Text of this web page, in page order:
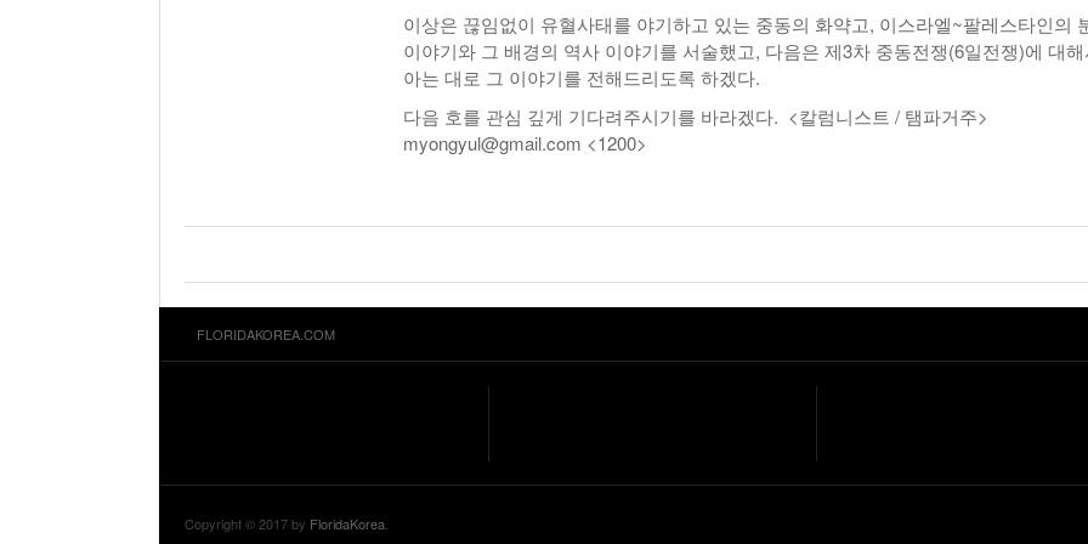
이상은 끊임없이 유혈사태를 야기하고 있는 중동의 화약고, 이스라엘~팔레스타인의
이야기와 그 배경의 역사 이야기를 서술했고, 다음은 제3차 중동전쟁(6일전쟁)에 대해
아는 대로 그 이야기를 전해드리도록 하겠다.
다음 호를 관심 깊게 기다려주시기를 바라겠다. <칼럼니스트 / 탬파거주>
myongyul@gmail.com <1200>
FLORIDAKOREA.COM
Copyright © 2017 by FloridaKorea